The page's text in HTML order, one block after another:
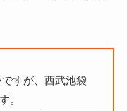
すが、西武池袋
。